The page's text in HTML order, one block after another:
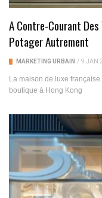
A Contre-Courant
Potager Autrement
MARKETING URBAIN / 9 JAN
La maison de luxe
boutique à Hong Kong